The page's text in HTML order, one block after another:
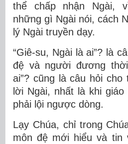
thể chấp nhận Ngài,
những gì Ngài nói, cách
lý Ngài truyền dạy.
“Giê-su, Ngài là ai”? là
đệ và người đương
ai”? cũng là câu hỏi
lời Ngài, nhất là khi
phải lội ngược dòng.
Lạy Chúa, chỉ trong
môn đệ mới hiểu và tin